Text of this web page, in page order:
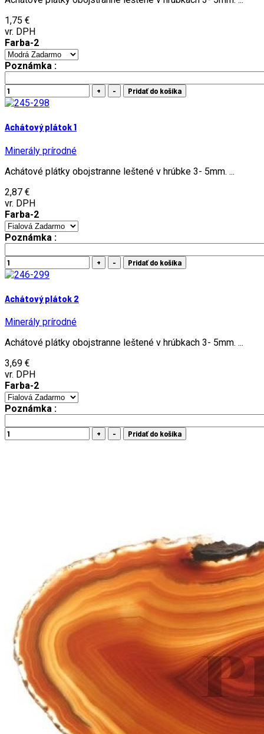
1,75 €
vr. DPH
Farba-2
Poznámka :
Achátový plátok 1
Minerály prírodné
Achátové plátky obojstranne leštené v hrúbke 3- 5mm. ...
2,87 €
vr. DPH
Farba-2
Poznámka :
Achátový plátok 2
Minerály prírodné
Achátové plátky obojstranne leštené v hrúbkach 3- 5mm. ...
3,69 €
vr. DPH
Farba-2
Poznámka :